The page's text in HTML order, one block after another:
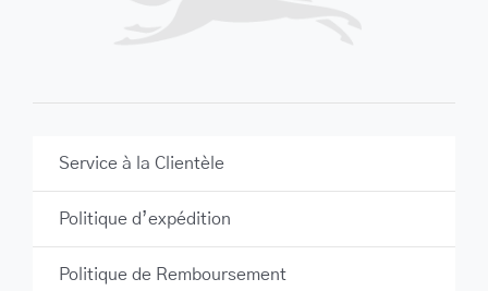
Service à la Clientèle
Politique d’expédition
Politique de Remboursement